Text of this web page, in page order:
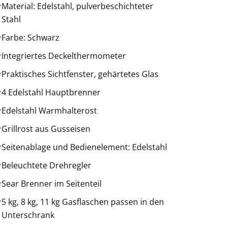
Material: Edelstahl, pulverbeschichteter
Stahl
Farbe: Schwarz
Integriertes Deckelthermometer
Praktisches Sichtfenster, gehärtetes Glas
4 Edelstahl Hauptbrenner
Edelstahl Warmhalterost
Grillrost aus Gusseisen
Seitenablage und Bedienelement: Edelstahl
Beleuchtete Drehregler
Sear Brenner im Seitenteil
5 kg, 8 kg, 11 kg Gasflaschen passen in den
Unterschrank